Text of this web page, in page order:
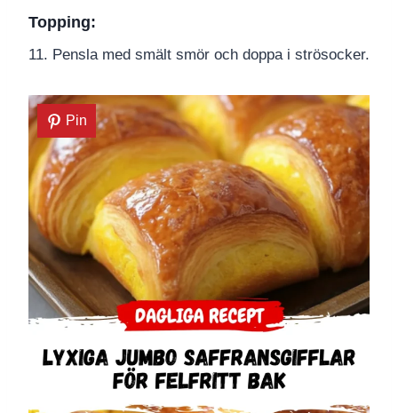
Topping:
11. Pensla med smält smör och doppa i strösocker.
Pin